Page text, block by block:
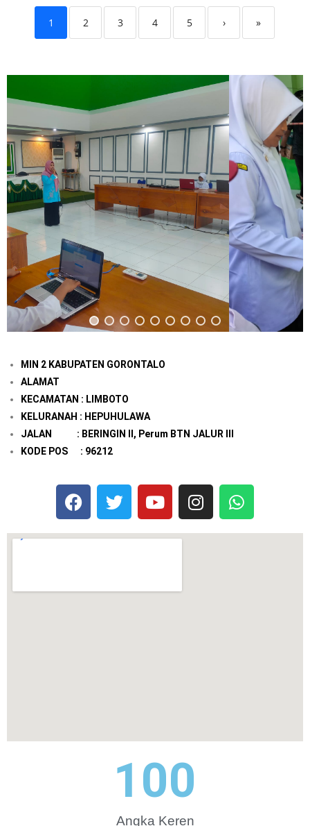
1 2 3 4 5 › »
MIN 2 KABUPATEN GORONTALO
ALAMAT
KECAMATAN : LIMBOTO
KELURANAH : HEPUHULAWA
JALAN : BERINGIN II, Perum BTN JALUR III
KODE POS : 96212
Angka Keren
100